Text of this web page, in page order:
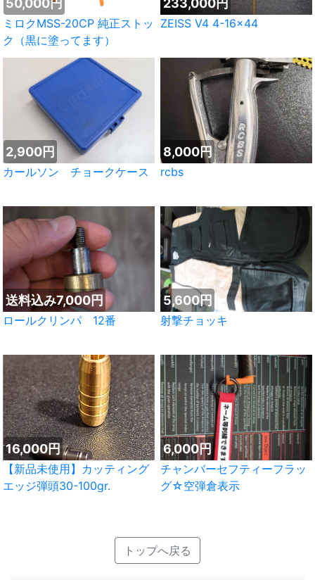
50,000円
ミロクMSS-20CP 純正ストッ
ク（黒に塗ってます）
233,000円
ZEISS V4 4-16×44
2,900円
カールソン チョークケース
8,000円
rcbs
送料込み7,000円
ロールクリンパ 12番
5,600円
射撃チョッキ
16,000円
【新品未使用】カッティング
エッジ弾頭30-100gr.
6,000円
チャンバーセフティーフラッ
グ☆空弾倉表示
トップへ戻る